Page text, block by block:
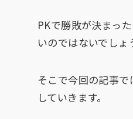
PKで勝敗が決まっ
いのではないでしょ
そこで今回の記事で
していきます。